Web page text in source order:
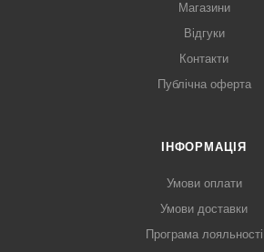
Магазини
Відгуки
Контакти
Публічна оферта
ІНФОРМАЦІЯ
Умови оплати
Умови доставки
Програма лояльності